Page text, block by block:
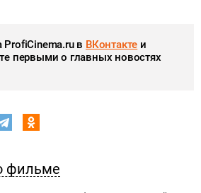
в ВКонтакте и
первыми о главных новостях
фильме